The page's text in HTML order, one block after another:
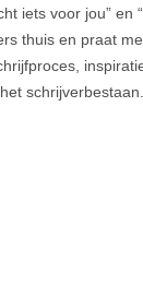
iets voor jou” en
thuis en praat
schrijverbestaan.